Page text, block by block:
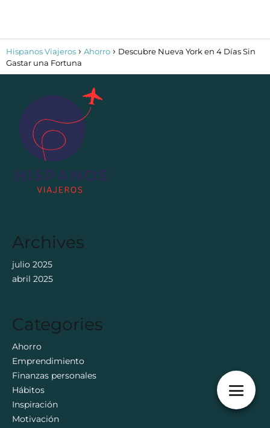
Hispanos Viajeros Ahorro
Descubre Nueva York en 4 Días Sin
Gastar una Fortuna
Archives
julio 2025
abril 2025
Categories
Ahorro
Emprendimiento
Finanzas personales
Hábitos
Inspiración
Motivación